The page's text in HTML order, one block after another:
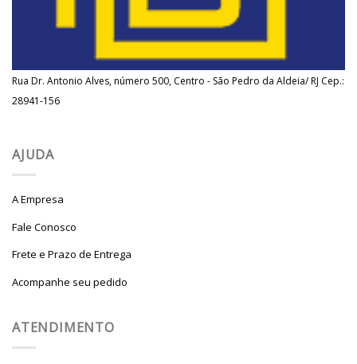
Rua Dr. Antonio Alves, número 500, Centro - São Pedro da Aldeia/ RJ Cep.:
28941-156
AJUDA
A Empresa
Fale Conosco
Frete e Prazo de Entrega
Acompanhe seu pedido
ATENDIMENTO